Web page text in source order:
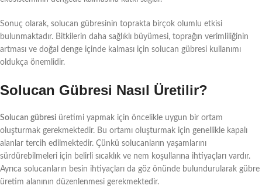
Sonuç olarak, solucan gübresinin toprakta birçok olumlu etkisi
bulunmaktadır. Bitkilerin daha sağlıklı büyümesi, toprağın verimliliğinin
artması ve doğal denge içinde kalması için solucan gübresi kullanımı
oldukça önemlidir.
Solucan Gübresi Nasıl Üretilir?
Solucan gübresi üretimi yapmak için öncelikle uygun bir ortam
oluşturmak gerekmektedir. Bu ortamı oluşturmak için genellikle kapalı
alanlar tercih edilmektedir. Çünkü solucanların yaşamlarını
sürdürebilmeleri için belirli sıcaklık ve nem koşullarına ihtiyaçları vardır.
Ayrıca solucanların besin ihtiyaçları da göz önünde bulundurularak gübre
üretim alanının düzenlenmesi gerekmektedir.